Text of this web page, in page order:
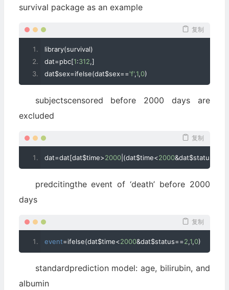
survival package as an example
复制
library(survival)
dat=pbc[1:312,]
dat$sex=ifelse(dat$sex=='f',1,0)
subjectscensored before 2000 days are
excluded
复制
dat=dat[dat$time>2000|(dat$time<2000&dat$status
predcitingthe event of ‘death’ before 2000
days
复制
event=ifelse(dat$time<2000&dat$status==2,1,0)
standardprediction model: age, bilirubin, and
albumin